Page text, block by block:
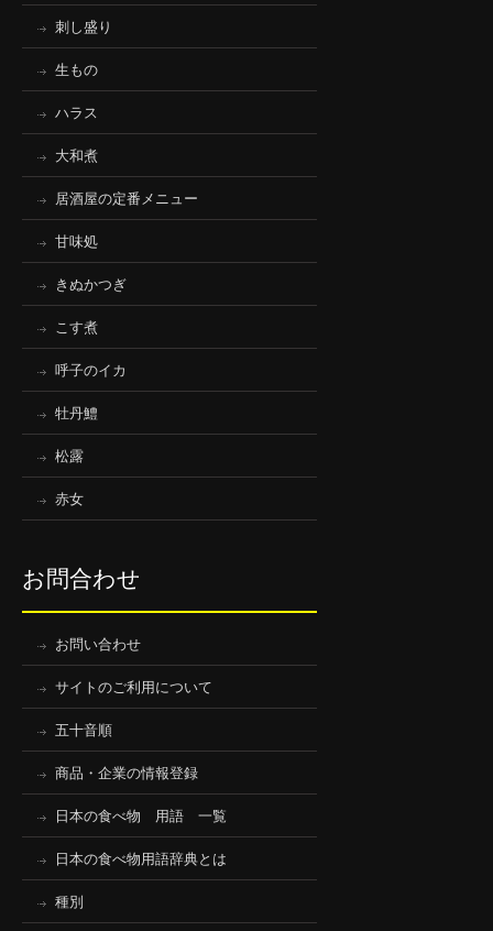
刺し盛り
生もの
ハラス
大和煮
居酒屋の定番メニュー
甘味処
きぬかつぎ
こす煮
呼子のイカ
牡丹鱧
松露
赤女
お問合わせ
お問い合わせ
サイトのご利用について
五十音順
商品・企業の情報登録
日本の食べ物 用語 一覧
日本の食べ物用語辞典とは
種別